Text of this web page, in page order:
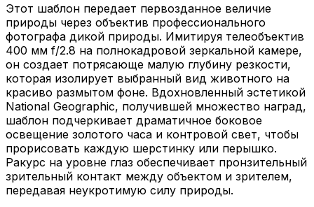
Этот шаблон передает первозданное величие
природы через объектив профессионального
фотографа дикой природы. Имитируя телеобъектив
400 мм f/2.8 на полнокадровой зеркальной камере,
он создает потрясающе малую глубину резкости,
которая изолирует выбранный вид животного на
красиво размытом фоне. Вдохновленный эстетикой
National Geographic, получившей множество наград,
шаблон подчеркивает драматичное боковое
освещение золотого часа и контровой свет, чтобы
прорисовать каждую шерстинку или перышко.
Ракурс на уровне глаз обеспечивает пронзительный
зрительный контакт между объектом и зрителем,
передавая неукротимую силу природы.